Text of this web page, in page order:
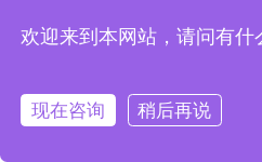
欢迎来到本网站，请问有什
现在咨询 稍后再说